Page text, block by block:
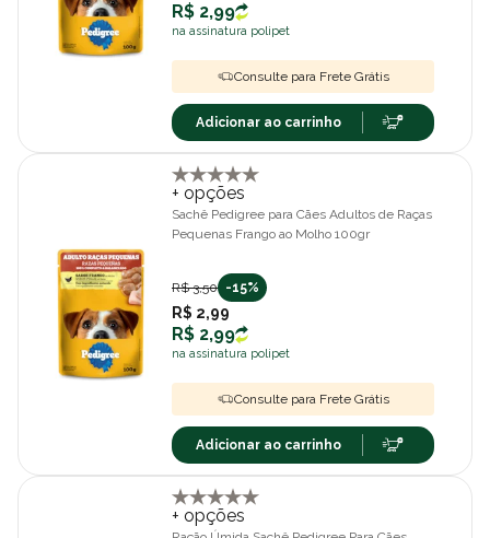
R$ 2,99
na assinatura polipet
Consulte para Frete Grátis
Adicionar ao carrinho
+ opções
Sachê Pedigree para Cães Adultos de Raças
Pequenas Frango ao Molho 100gr
R$ 3,50 -15%
R$ 2,99
R$ 2,99
na assinatura polipet
Consulte para Frete Grátis
Adicionar ao carrinho
+ opções